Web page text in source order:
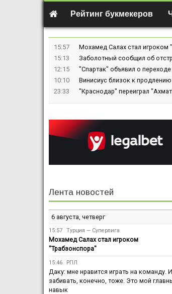
Рейтинг букмекеров
15:57
Мохамед Салах стал игроком
15:13
Заболотный сообщил об
12:15
"Спартак" объявил о
10:10
Винисиус близок к
23:33
"Краснодар" переиграл
Лента новостей
6 августа, четверг
15:57 Турция — Суперлига
Мохамед Салах стал игроком
"Трабзонспора"
15:46 РПЛ
Даку: мне нравится играть на команду. И
забивать, конечно, тоже. Это мой
навык